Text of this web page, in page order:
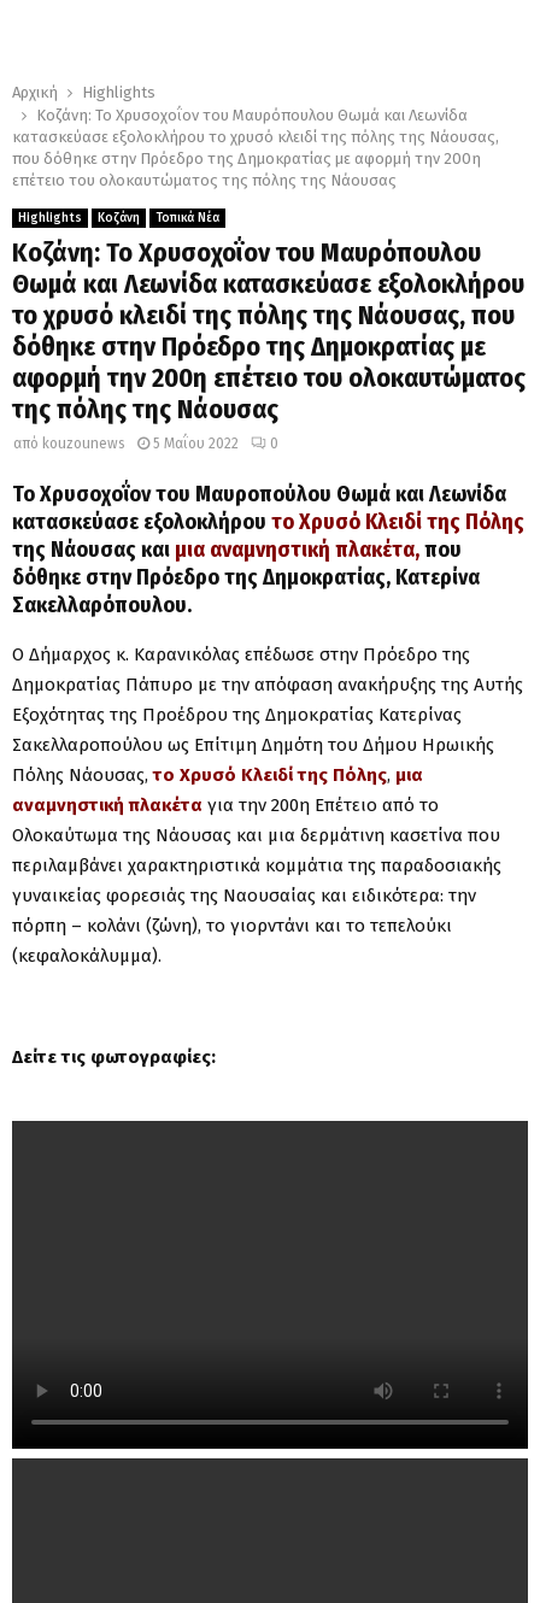
Αρχική
Highlights
Κοζάνη: Το Χρυσοχοΐον του Μαυρόπουλου Θωμά και Λεωνίδα
κατασκεύασε εξολοκλήρου το χρυσό κλειδί της πόλης της Νάουσας,
που δόθηκε στην Πρόεδρο της Δημοκρατίας με αφορμή την 200η
επέτειο του ολοκαυτώματος της πόλης της Νάουσας
Highlights Κοζάνη Τοπικά Νέα
Κοζάνη: Το Χρυσοχοΐον του Μαυρόπουλου
Θωμά και Λεωνίδα κατασκεύασε εξολοκλήρου
το χρυσό κλειδί της πόλης της Νάουσας, που
δόθηκε στην Πρόεδρο της Δημοκρατίας με
αφορμή την 200η επέτειο του ολοκαυτώματος
της πόλης της Νάουσας
από kouzounews 5 Μαΐου 2022 0
Το Χρυσοχοΐον του Μαυροπούλου Θωμά και Λεωνίδα
κατασκεύασε εξολοκλήρου το Χρυσό Κλειδί της Πόλης
της Νάουσας και μια αναμνηστική πλακέτα,που
δόθηκε στην Πρόεδρο της Δημοκρατίας, Κατερίνα
Σακελλαρόπουλου.
Ο Δήμαρχος κ. Καρανικόλας επέδωσε στην Πρόεδρο της
Δημοκρατίας Πάπυρο με την απόφαση ανακήρυξης της Αυτής
Εξοχότητας της Προέδρου της Δημοκρατίας Κατερίνας
Σακελλαροπούλου ως Επίτιμη Δημότη του Δήμου Ηρωικής
Πόλης Νάουσας,το Χρυσό Κλειδί της Πόλης, μια
αναμνηστική πλακέτα για την 200η Επέτειο από το
Ολοκαύτωμα της Νάουσας και μια δερμάτινη κασετίνα που
περιλαμβάνει χαρακτηριστικά κομμάτια της παραδοσιακής
γυναικείας φορεσιάς της Ναουσαίας και ειδικότερα: την
πόρπη – κολάνι (ζώνη), το γιορντάνι και το τεπελούκι
(κεφαλοκάλυμμα).
Δείτε τις φωτογραφίες: